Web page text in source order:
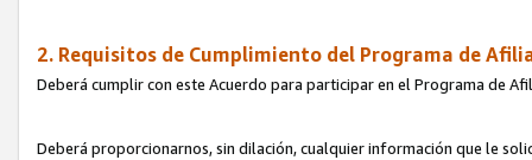
2. Requisitos de Cumplimiento del Programa de
Deberá cumplir con este Acuerdo para participar en el Programa de
Deberá proporcionarnos, sin dilación, cualquier información que le